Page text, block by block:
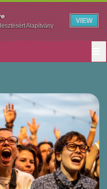
Alapítvány
VIEW